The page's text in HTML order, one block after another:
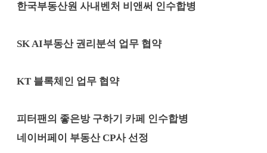
한국부동산원 사내벤처 비앤써 인수합병
SK AI부동산 권리분석 업무 협약
KT 블록체인 업무 협약
피터팬의 좋은방 구하기 카페 인수합병
네이버페이 부동산 CP사 선정